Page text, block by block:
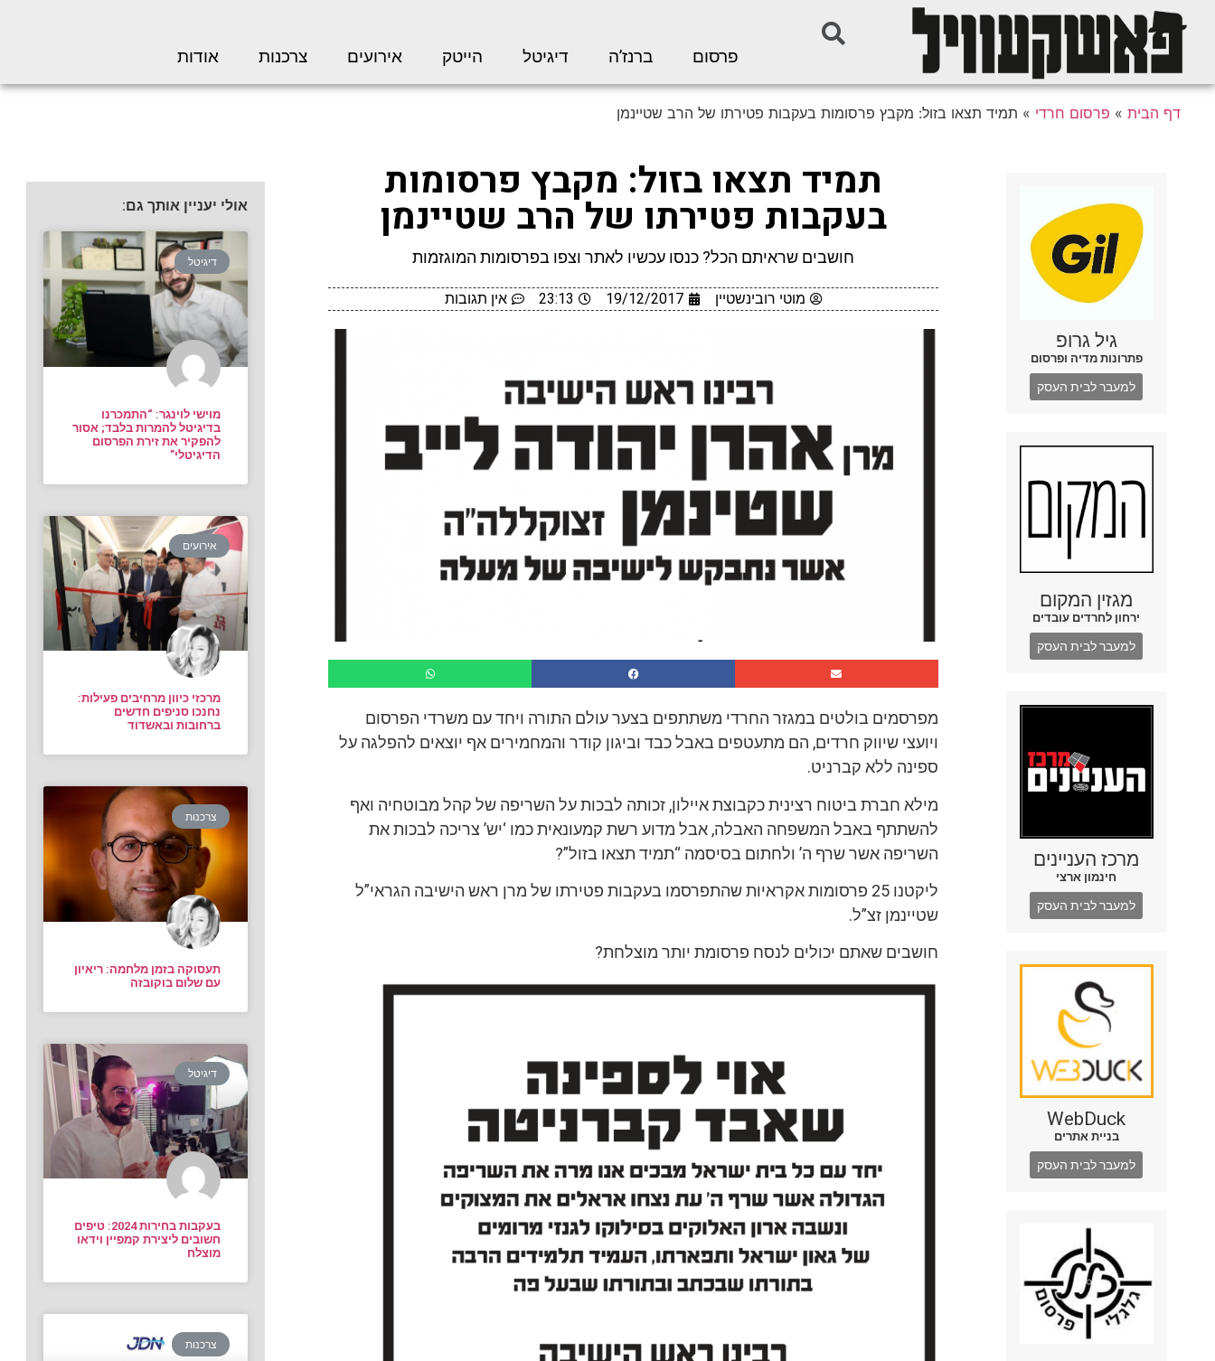
פרסום ברנז’ה דיגיטל הייטק אירועים צרכנות אודות
דף הבית » פרסום חרדי » תמיד תצאו בזול: מקבץ פרסומות בעקבות פטירתו של הרב שטיינמן
גיל גרופ
פתרונות מדיה ופרסום
למעבר לבית העסק
מגזין המקום
ירחון לחרדים עובדים
למעבר לבית העסק
מרכז העניינים
חינמון ארצי
למעבר לבית העסק
WebDuck
בניית אתרים
למעבר לבית העסק
תמיד תצאו בזול: מקבץ פרסומות
בעקבות פטירתו של הרב שטיינמן
חושבים שראיתם הכל? כנסו עכשיו לאתר וצפו בפרסומות המוגזמות
מוטי רובינשטיין 19/12/2017
23:13 אין תגובות
מפרסמים בולטים במגזר החרדי משתתפים בצער עולם התורה ויחד עם משרדי הפרסום
ויועצי שיווק חרדים, הם מתעטפים באבל כבד וביגון קודר והמחמירים אף יוצאים להפלגה על
ספינה ללא קברניט.
מילא חברת ביטוח רצינית כקבוצת איילון, זכותה לבכות על השריפה של קהל מבוטחיה ואף
להשתתף באבל המשפחה האבלה, אבל מדוע רשת קמעונאית כמו ‘יש’ צריכה לבכות את
השריפה אשר שרף ה’ ולחתום בסיסמה “תמיד תצאו בזול”?
ליקטנו 25 פרסומות אקראיות שהתפרסמו בעקבות פטירתו של מרן ראש הישיבה הגראי”ל
שטיינמן זצ”ל.
חושבים שאתם יכולים לנסח פרסומת יותר מוצלחת?
אולי יעניין אותך גם:
דיגיטל
מוישי לוינגר: “התמכרנו
בדיגיטל להמרות בלבד; אסור
להפקיר את זירת הפרסום
הדיגיטלי”
אירועים
מרכזי כיוון מרחיבים פעילות:
נחנכו סניפים חדשים
ברחובות ובאשדוד
צרכנות
תעסוקה בזמן מלחמה: ריאיון
עם שלום בוקובזה
דיגיטל
בעקבות בחירות 2024: טיפים
חשובים ליצירת קמפיין וידאו
מוצלח
צרכנות